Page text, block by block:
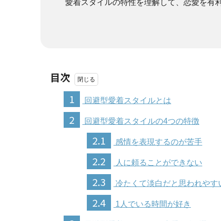
愛着スタイルの特性を理解して、恋愛を有
目次
1
回避型愛着スタイルとは
2 回避型愛着スタイルの4つの特徴
2.1 感情を表現するのが苦手
2.2 人に頼ることができない
2.3 冷たくて淡白だと思われやす
2.4 1人でいる時間が好き